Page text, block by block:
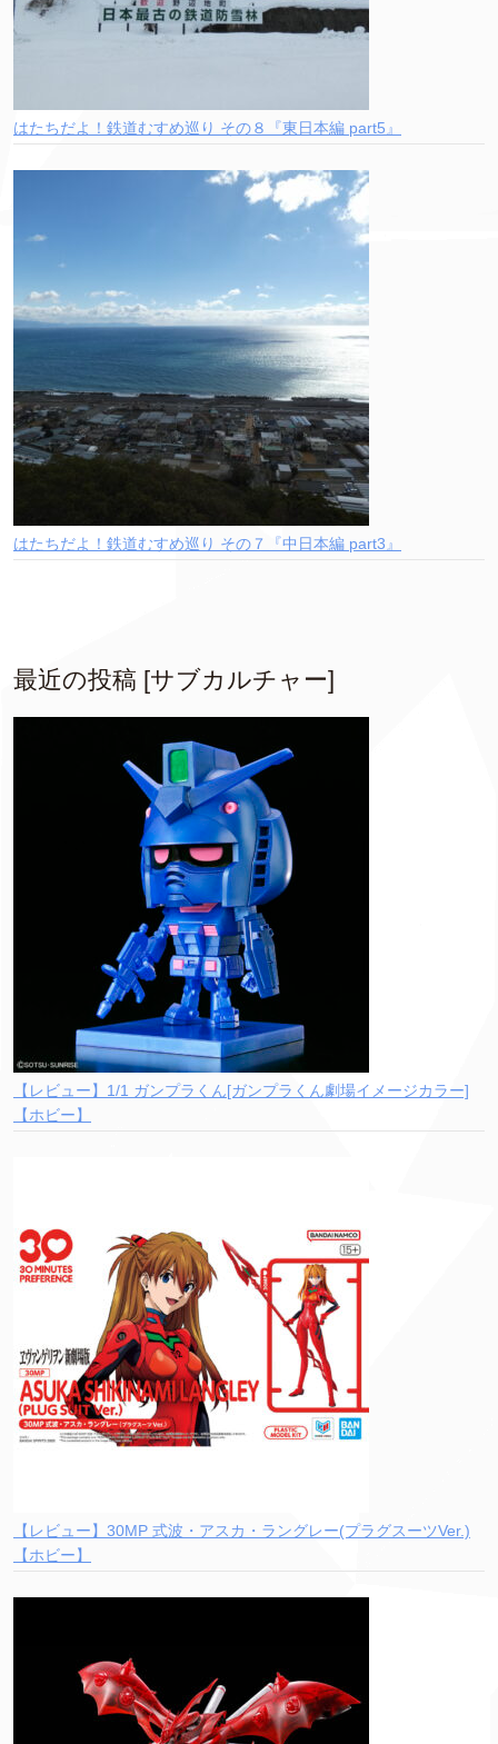
はたちだよ！鉄道むすめ巡り その８『東日本編 part5』
はたちだよ！鉄道むすめ巡り その７『中日本編 part3』
最近の投稿 [サブカルチャー]
【レビュー】1/1 ガンプラくん[ガンプラくん劇場イメージカラー]
【ホビー】
【レビュー】30MP 式波・アスカ・ラングレー(プラグスーツVer.)
【ホビー】